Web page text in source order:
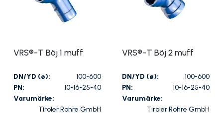
VRS®-T Böj 1 muff
DN/YD (ø):
100-600
PN:
10-16-25-40
Varumärke:
Tiroler Rohre GmbH
VRS®-T Böj 2 muff
DN/YD (ø):
100-600
PN:
10-16-25-40
Varumärke:
Tiroler Rohre GmbH